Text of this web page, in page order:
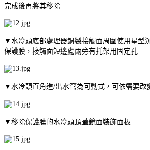
完成後再將其移除
▼水冷頭底部處理器銅製接觸面周圍使用星型
保護膜，接觸面短邊處兩旁有托架用固定孔
▼水冷頭直角進/出水管為可動式，可依需要改
▼移除保護膜的水冷頭頂蓋鏡面裝飾面板